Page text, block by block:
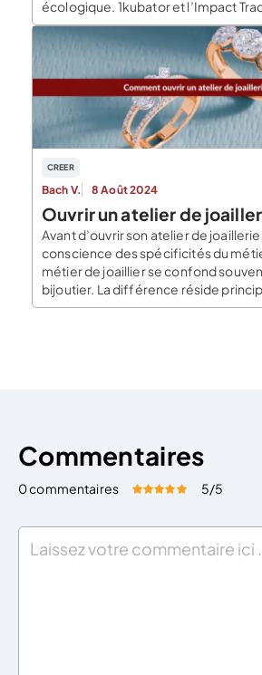
écologique. 1kubator et l’Impact
situé à Situé à Lyon, Lille, Bordeaux,
Strasbourg. Son programme Impact
spécialisé dans l’incubation de
impact positif. Leur objectif est de
CREER
Bach V. 8 Août 2024
Ouvrir un atelier de
Avant d’ouvrir son atelier de
conscience des spécificités du
métier de joaillier se confond
bijoutier. La différence réside
les matériaux utilisés. Là où le
Commentaires
0 commentaires Évaluez cet article:
5/5